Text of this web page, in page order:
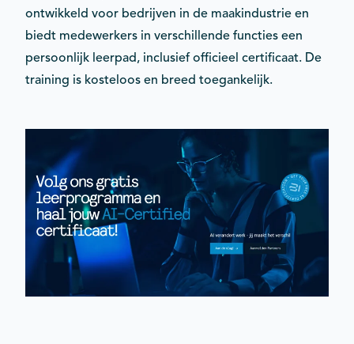
ontwikkeld voor bedrijven in de maakindustrie en
biedt medewerkers in verschillende functies een
persoonlijk leerpad, inclusief officieel certificaat. De
training is kosteloos en breed toegankelijk.